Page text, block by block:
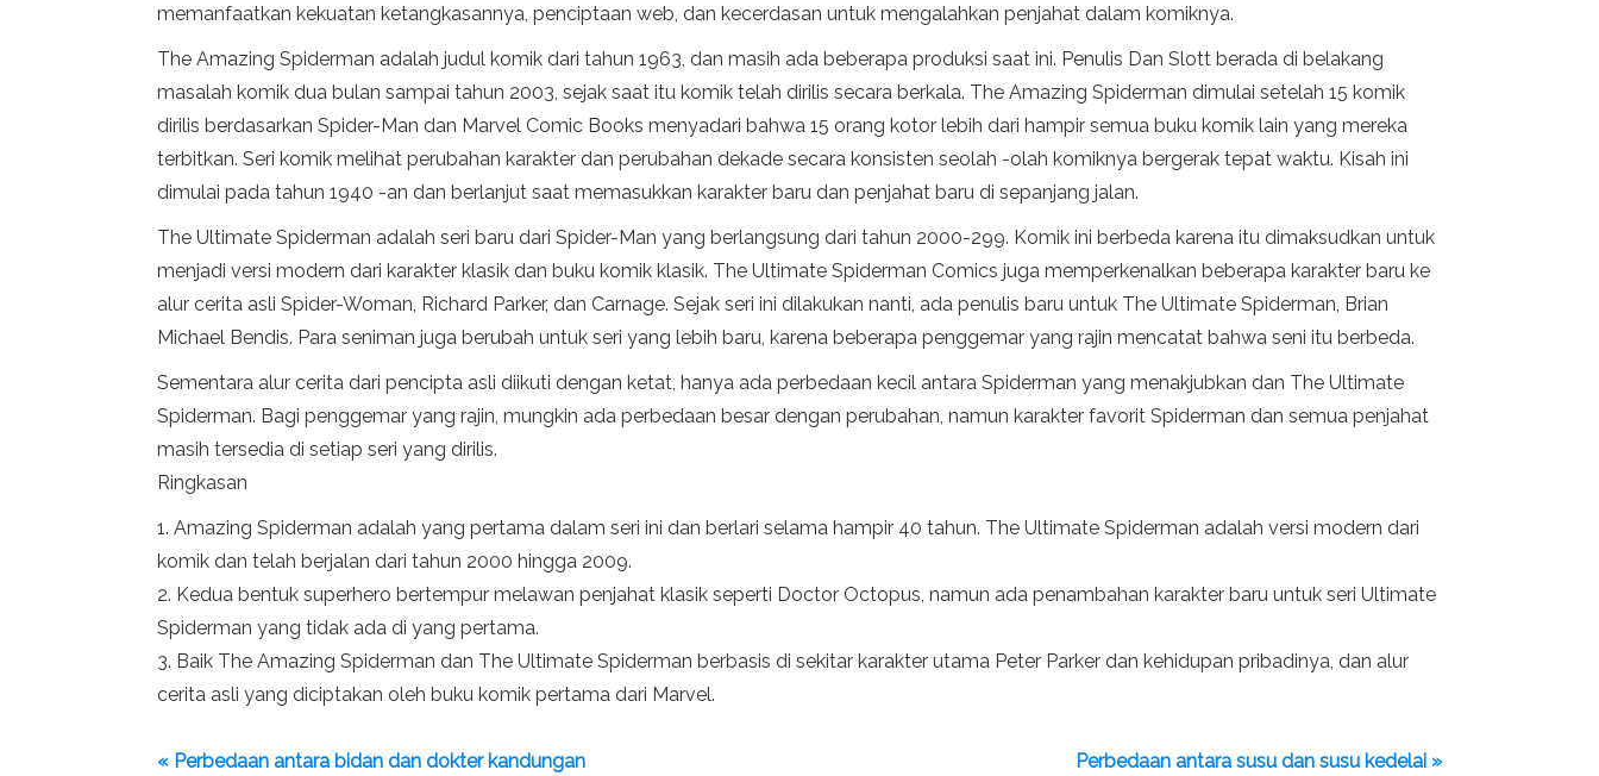
memanfaatkan kekuatan ketangkasannya, penciptaan web, dan kecerdasan untuk mengalahkan penjahat dalam komiknya.
The Amazing Spiderman adalah judul komik dari tahun 1963, dan masih ada beberapa produksi saat ini. Penulis Dan Slott berada di belakang
masalah komik dua bulan sampai tahun 2003, sejak saat itu komik telah dirilis secara berkala. The Amazing Spiderman dimulai setelah 15 komik
dirilis berdasarkan Spider-Man dan Marvel Comic Books menyadari bahwa 15 orang kotor lebih dari hampir semua buku komik lain yang mereka
terbitkan. Seri komik melihat perubahan karakter dan perubahan dekade secara konsisten seolah -olah komiknya bergerak tepat waktu. Kisah ini
dimulai pada tahun 1940 -an dan berlanjut saat memasukkan karakter baru dan penjahat baru di sepanjang jalan.
The Ultimate Spiderman adalah seri baru dari Spider-Man yang berlangsung dari tahun 2000-299. Komik ini berbeda karena itu dimaksudkan untuk
menjadi versi modern dari karakter klasik dan buku komik klasik. The Ultimate Spiderman Comics juga memperkenalkan beberapa karakter baru ke
alur cerita asli Spider-Woman, Richard Parker, dan Carnage. Sejak seri ini dilakukan nanti, ada penulis baru untuk The Ultimate Spiderman, Brian
Michael Bendis. Para seniman juga berubah untuk seri yang lebih baru, karena beberapa penggemar yang rajin mencatat bahwa seni itu berbeda.
Sementara alur cerita dari pencipta asli diikuti dengan ketat, hanya ada perbedaan kecil antara Spiderman yang menakjubkan dan The Ultimate
Spiderman. Bagi penggemar yang rajin, mungkin ada perbedaan besar dengan perubahan, namun karakter favorit Spiderman dan semua penjahat
masih tersedia di setiap seri yang dirilis.
Ringkasan
1. Amazing Spiderman adalah yang pertama dalam seri ini dan berlari selama hampir 40 tahun. The Ultimate Spiderman adalah versi modern dari
komik dan telah berjalan dari tahun 2000 hingga 2009.
2. Kedua bentuk superhero bertempur melawan penjahat klasik seperti Doctor Octopus, namun ada penambahan karakter baru untuk seri Ultimate
Spiderman yang tidak ada di yang pertama.
3. Baik The Amazing Spiderman dan The Ultimate Spiderman berbasis di sekitar karakter utama Peter Parker dan kehidupan pribadinya, dan alur
cerita asli yang diciptakan oleh buku komik pertama dari Marvel.
« Perbedaan antara bidan dan dokter kandungan Perbedaan antara susu dan susu kedelai »